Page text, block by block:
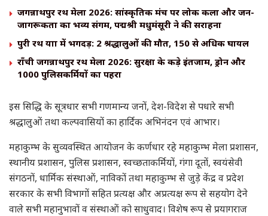
जगन्नाथपुर रथ मेला 2026: सांस्कृतिक मंच पर लोक कला और जन-
जागरूकता का भव्य संगम, पद्मश्री मधुमंसूरी ने की सराहना
पुरी रथ यात्रा में भगदड़: 2 श्रद्धालुओं की मौत, 150 से अधिक घायल
राँची जगन्नाथपुर रथ मेला 2026: सुरक्षा के कड़े इंतजाम, ड्रोन और
1000 पुलिसकर्मियों का पहरा
इस सिद्धि के सूत्रधार सभी गणमान्य जनों, देश-विदेश से पधारे सभी
श्रद्धालुओं तथा कल्पवासियों का हार्दिक अभिनंदन एवं आभार।
महाकुम्भ के सुव्यवस्थित आयोजन के कर्णधार रहे महाकुम्भ मेला प्रशासन,
स्थानीय प्रशासन, पुलिस प्रशासन, स्वच्छताकर्मियों, गंगा दूतों, स्वयंसेवी
संगठनों, धार्मिक संस्थाओं, नाविकों तथा महाकुम्भ से जुड़े केंद्र व प्रदेश
सरकार के सभी विभागों सहित प्रत्यक्ष और अप्रत्यक्ष रूप से सहयोग देने
वाले सभी महानुभावों व संस्थाओं को साधुवाद। विशेष रूप से प्रयागराज